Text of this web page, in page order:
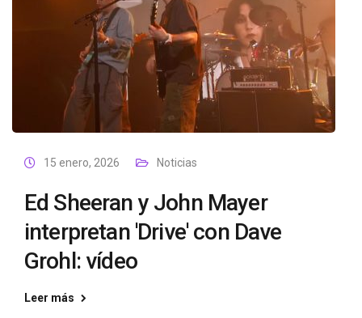
15 enero, 2026 Noticias
Ed Sheeran y John Mayer
interpretan 'Drive' con Dave
Grohl: vídeo
Leer más